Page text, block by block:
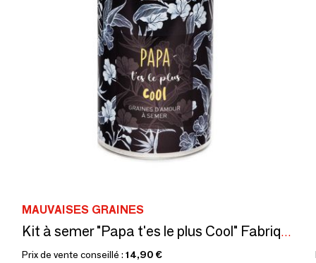
MAUVAISES GRAINES
Kit à semer "Papa t'es le plus Cool" Fabriqué en France
Prix de vente conseillé : 14,90 €